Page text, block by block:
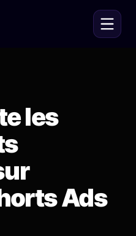
les
Ads